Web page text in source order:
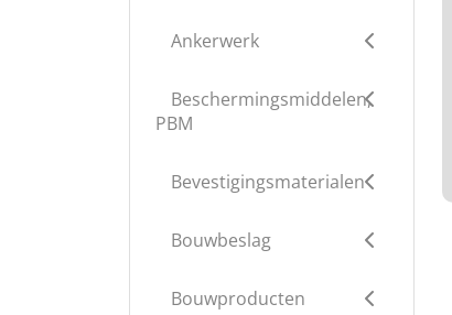
Ankerwerk
Beschermingsmiddelen,
PBM
Bevestigingsmaterialen
Bouwbeslag
Bouwproducten